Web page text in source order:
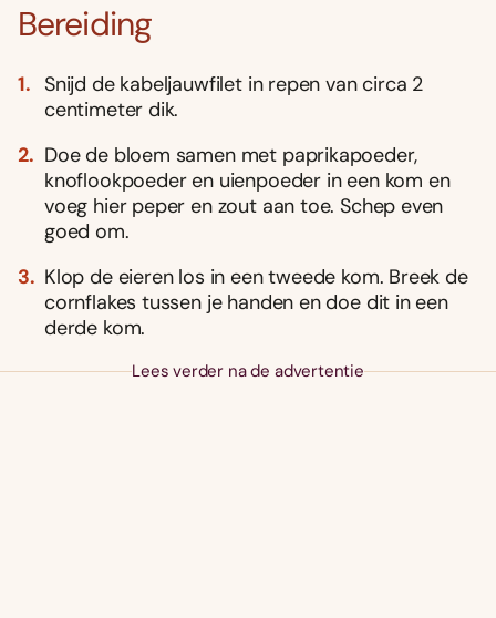
Bereiding
Snijd de kabeljauwfilet in repen van circa 2
centimeter dik.
Doe de bloem samen met paprikapoeder,
knoflookpoeder en uienpoeder in een kom en
voeg hier peper en zout aan toe. Schep even
goed om.
Klop de eieren los in een tweede kom. Breek de
cornflakes tussen je handen en doe dit in een
derde kom.
Lees verder na de advertentie